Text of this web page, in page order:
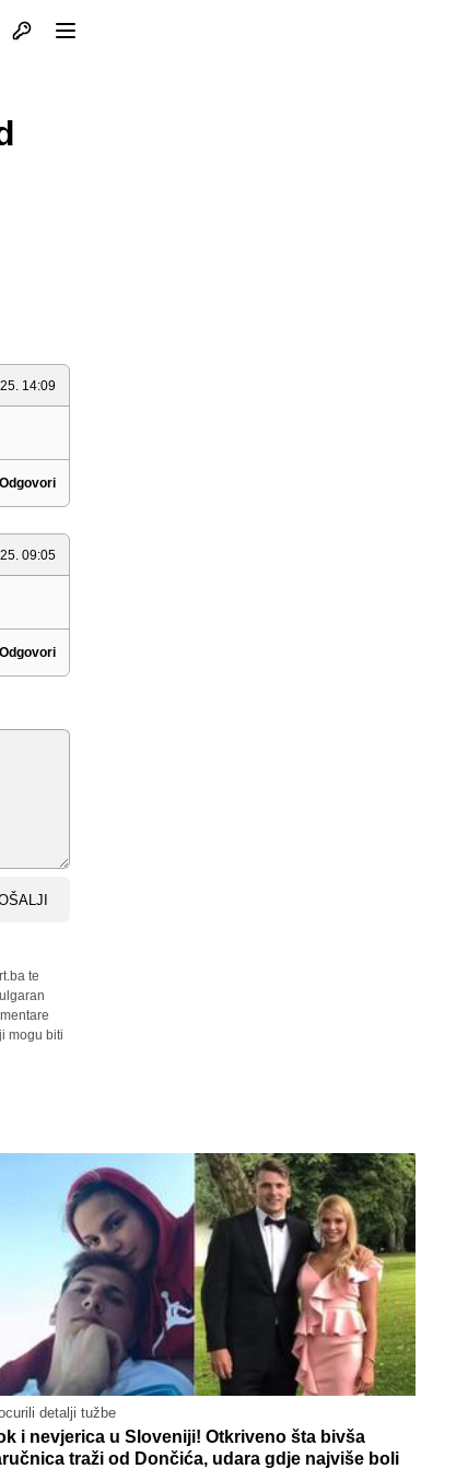
Otvori profil
14:09
Odgovori
09:05
Odgovori
te
mogu biti
detalji tužbe
i nevjerica u Sloveniji! Otkriveno šta bivša
traži od Dončića, udara gdje najviše boli